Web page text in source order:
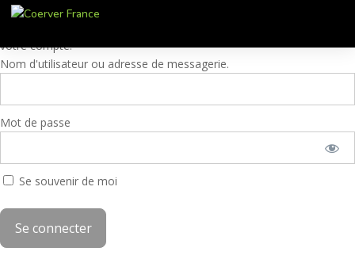
Ces contenus sont réservés aux membres. Pour accéder à ces
votre compte.
Nom d'utilisateur ou adresse de messagerie.
Mot de passe
Se souvenir de moi